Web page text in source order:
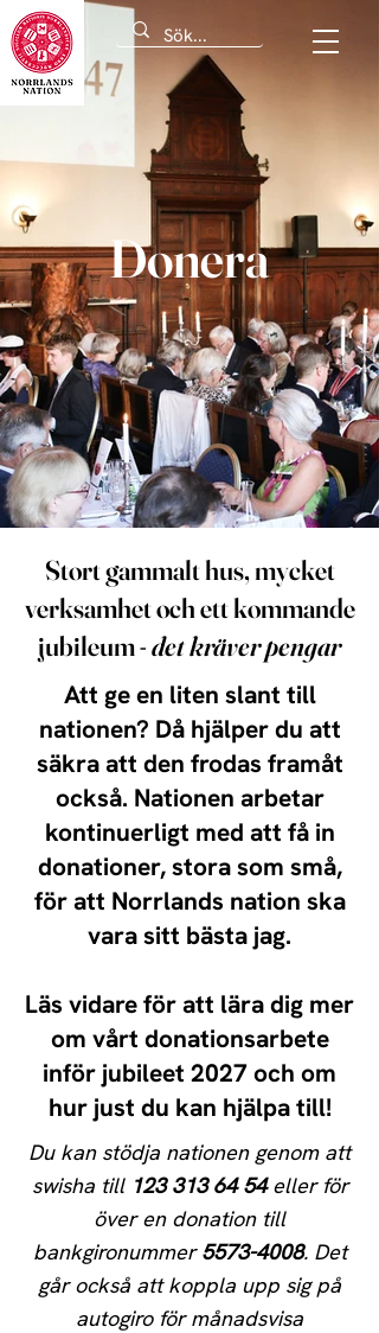
Donera
Stort gammalt hus, mycket
verksamhet och ett kommande
jubileum -det kräver pengar
Att ge en liten slant till
nationen? Då hjälper du att
säkra att den frodas framåt
också. Nationen arbetar
kontinuerligt med att få in
donationer, stora som små,
för att Norrlands nation ska
vara sitt bästa jag.
Läs vidare för att lära dig mer
om vårt donationsarbete
inför jubileet 2027 och om
hur just du kan hjälpa till!
Du kan stödja nationen genom att
swisha till 123 313 64 54eller för
över en donation till
bankgironummer5573-4008. Det
går också att koppla upp sig på
autogiro för månadsvisa